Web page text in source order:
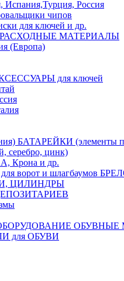
Испания,Турция, Россия
чипов
для ключей и др.
РАСХОДНЫЕ МАТЕРИАЛЫ
(Европа)
для ключей
БАТАРЕЙКИ (элементы
серебро, цинк)
Крона и др.
ЦИЛИНДРЫ
ОБУВНЫЕ
для ОБУВИ